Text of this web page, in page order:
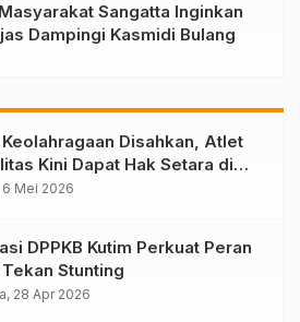
Sangatta Inginkan
Dampingi Kasmidi Bulang
Disahkan, Atlet
Kini Dapat Hak Setara di
6 Mei 2026
DPPKB Kutim Perkuat Peran
Stunting
28 Apr 2026